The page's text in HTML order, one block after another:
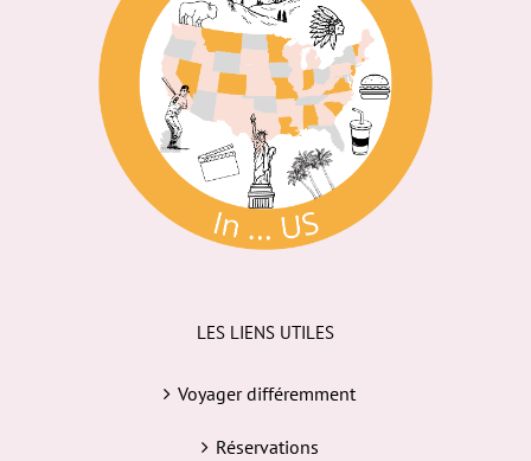
LES LIENS UTILES
Voyager différemment
Réservations